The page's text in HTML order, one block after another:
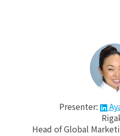
Presenter:
Head of Global